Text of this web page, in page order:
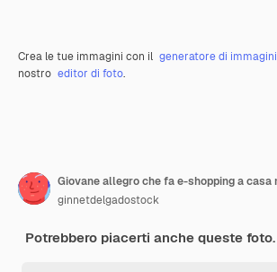
Crea le tue immagini con il generatore di immagini
nostro editor di foto.
ginnetdelgadostock
Potrebbero piacerti anche queste foto.